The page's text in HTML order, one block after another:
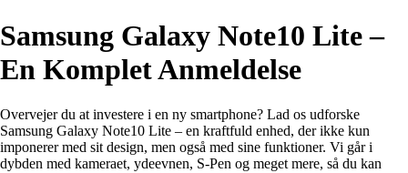
Samsung Galaxy Note10 Lite –
En Komplet Anmeldelse
Overvejer du at investere i en ny smartphone? Lad os udforske
Samsung Galaxy Note10 Lite – en kraftfuld enhed, der ikke kun
imponerer med sit design, men også med sine funktioner. Vi går i
dybden med kameraet, ydeevnen, S-Pen og meget mere, så du kan